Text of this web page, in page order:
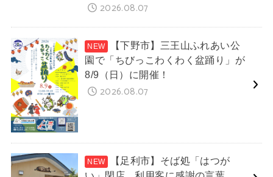
2026.08.07
【下野市】三王山ふれあい公
園で「ちびっこわくわく盆踊り」が
8/9（日）に開催！
2026.08.07
【足利市】そば処「はつが